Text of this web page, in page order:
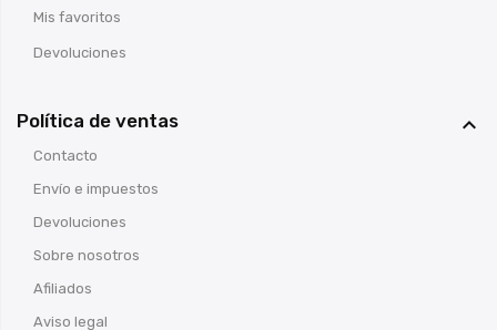
Mis favoritos
Devoluciones
Política de ventas 
Contacto
Envío e impuestos
Devoluciones
Sobre nosotros
Afiliados
Aviso legal